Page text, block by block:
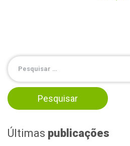
Últimas publicações